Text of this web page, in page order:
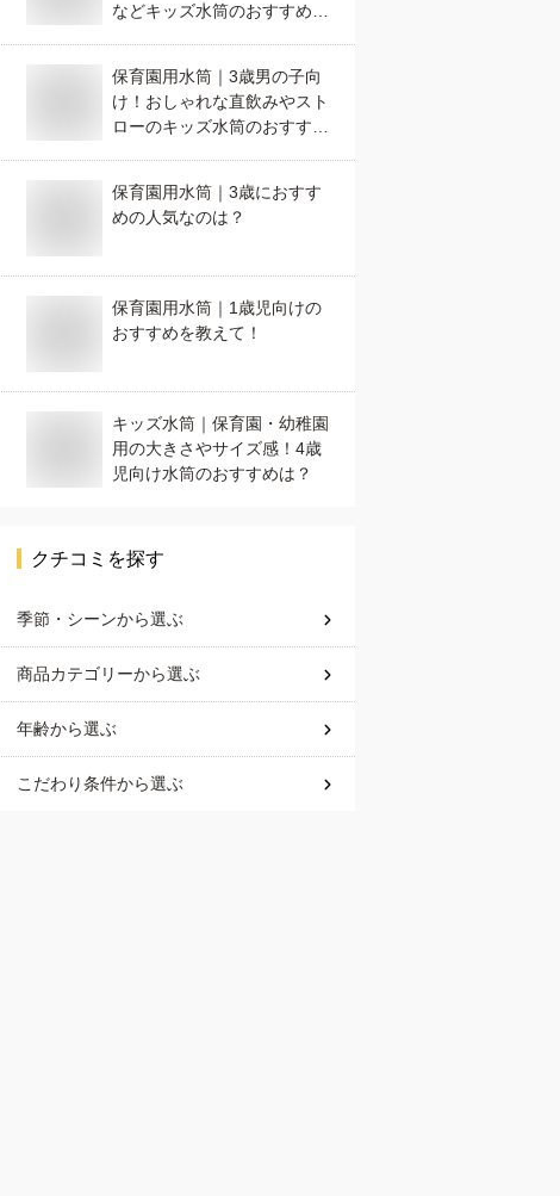
などキッズ水筒のおすすめ
保育園用水筒｜3歳男の子向
け！おしゃれな直飲みやスト
ローのキッズ水筒のおすすめ
保育園用水筒｜3歳におすす
めの人気なのは？
保育園用水筒｜1歳児向けの
おすすめを教えて！
キッズ水筒｜保育園・幼稚園
用の大きさやサイズ感！4歳
児向け水筒のおすすめは？
クチコミを探す
季節・シーンから選ぶ
商品カテゴリーから選ぶ
年齢から選ぶ
こだわり条件から選ぶ